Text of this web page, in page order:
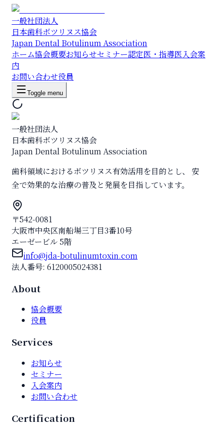
一般社団法人
日本歯科ボツリヌス協会
Japan Dental Botulinum Association
ホーム協会概要お知らせセミナー認定医・指導医入会案
内
お問い合わせ役員
Toggle menu
一般社団法人
日本歯科ボツリヌス協会
Japan Dental Botulinum Association
歯科領域におけるボツリヌス有効活用を目的とし、 安
全で効果的な治療の普及と発展を目指しています。
〒542-0081
大阪市中央区南船場三丁目3番10号
エーゼービル 5階
info@jda-botulinumtoxin.com
法人番号: 6120005024381
About
協会概要
役員
Services
お知らせ
セミナー
入会案内
お問い合わせ
Certification